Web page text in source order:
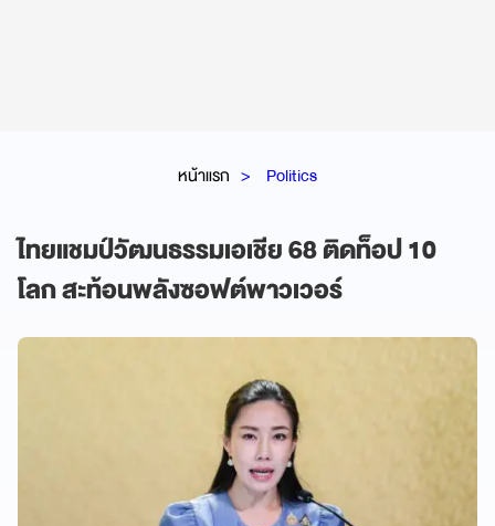
หน้าแรก Politics
ไทยแชมป์วัฒนธรรมเอเชีย 68 ติดท็อป 10
โลก สะท้อนพลังซอฟต์พาวเวอร์